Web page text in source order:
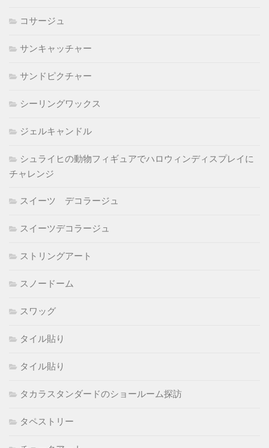
コサージュ
サンキャッチャー
サンドピクチャー
シーリングワックス
ジェルキャンドル
シュライヒの動物フィギュアでハロウィンディスプレイに
チャレンジ
スイーツ デコラージュ
スイーツデコラージュ
ストリングアート
スノードーム
スワッグ
タイル貼り
タイル貼り
タカラスタンダードのショールーム探訪
タペストリー